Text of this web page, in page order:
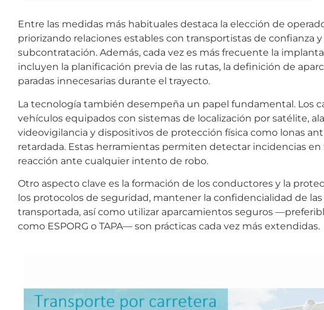
Entre las medidas más habituales destaca la elección de
priorizando relaciones estables con transportistas de confianza
subcontratación. Además, cada vez es más frecuente la
incluyen la planificación previa de las rutas, la definición de
paradas innecesarias durante el trayecto.
La tecnología también desempeña un papel fundamental. Los
vehículos equipados con sistemas de localización por satélite,
videovigilancia y dispositivos de protección física como lonas
retardada. Estas herramientas permiten detectar incidencias
reacción ante cualquier intento de robo.
Otro aspecto clave es la formación de los conductores y la
los protocolos de seguridad, mantener la confidencialidad de
transportada, así como utilizar aparcamientos seguros
como ESPORG o TAPA— son prácticas cada vez más extendidas.